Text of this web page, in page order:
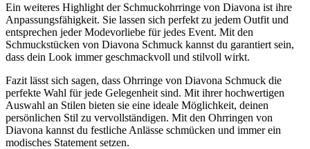
Ein weiteres Highlight der Schmuckohrringe von Diavona ist ihre
Anpassungsfähigkeit. Sie lassen sich perfekt zu jedem Outfit und
entsprechen jeder Modevorliebe für jedes Event. Mit den
Schmuckstücken von Diavona Schmuck kannst du garantiert sein,
dass dein Look immer geschmackvoll und stilvoll wirkt.
Fazit lässt sich sagen, dass Ohrringe von Diavona Schmuck die
perfekte Wahl für jede Gelegenheit sind. Mit ihrer hochwertigen
Auswahl an Stilen bieten sie eine ideale Möglichkeit, deinen
persönlichen Stil zu vervollständigen. Mit den Ohrringen von
Diavona kannst du festliche Anlässe schmücken und immer ein
modisches Statement setzen.